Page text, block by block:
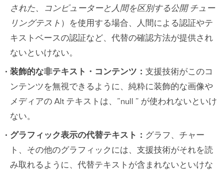
された、コンピューターと人間を区別する公開 チュー
リングテスト ） を使用する場合、人間による認証やテ
キストベースの認証など、代替の確認方法が提供され
ないといけない。
装飾的な非テキスト・コンテンツ： 支援技術がこのコ
ンテンツを無視できるように、純粋に装飾的な画像や
メディアの Alt テキストは、”null ” が使われないといけ
ない。
グラフィック表示の代替テキスト： グラフ、チャー
ト、その他のグラフィックには、支援技術がそれを読
み取れるように、代替テキストが含まれないといけな